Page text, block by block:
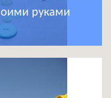
руками